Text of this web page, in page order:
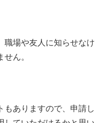
職場や友人に知らせなけ
ん。
もありますので、申請し